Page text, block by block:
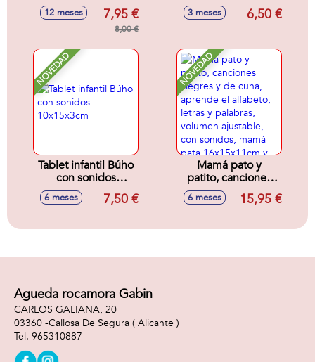
sonidos, 13x7x3
cm - Modelos
12 meses 7,95 €
8,00 €
movimientos
suaves 11x9x9cm
3 meses 6,50 €
NOVEDAD
Tablet infantil Búho
con sonidos
10x15x3cm
6 meses 7,50 €
NOVEDAD
Mamá pato y
patito, canciones
alegres y de cuna,
aprende el
palabras, volumen
sonidos, mamá
6 meses 15,95 €
Agueda rocamora Gabin
CARLOS GALIANA, 20
03360 -Callosa De Segura ( Alicante )
965310887